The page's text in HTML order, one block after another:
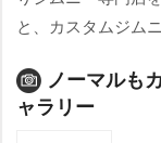
と、カスタムジム
ノーマルも
ャラリー